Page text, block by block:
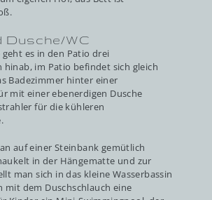
Dusche/WC
geht es in den Patio drei
hinab, im Patio befindet sich gleich
Badezimmer hinter einer
mit einer ebenerdigen Dusche
für die kühleren
auf einer Steinbank gemütlich
in der Hängematte und zur
man sich in das kleine Wasserbassin
mit dem Duschschlauch eine